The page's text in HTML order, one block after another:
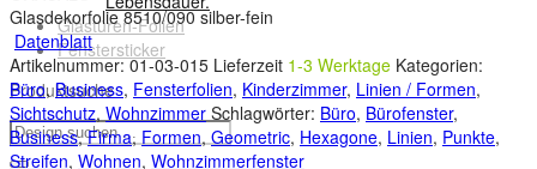
Glastüren-Folien
Fenstersticker
Produktsuche
Glasdekorfolie 8510/090 silber-fein
Datenblatt
Artikelnummer:01-03-015 Lieferzeit 1-3 Werktage Kategorien:
Büro,Business, Fensterfolien, Kinderzimmer, Linien / Formen,
Sichtschutz, Wohnzimmer Schlagwörter: Büro, Bürofenster,
Business,Firma, Formen, Geometric, Hexagone, Linien, Punkte,
Streifen, Wohnen, Wohnzimmerfenster